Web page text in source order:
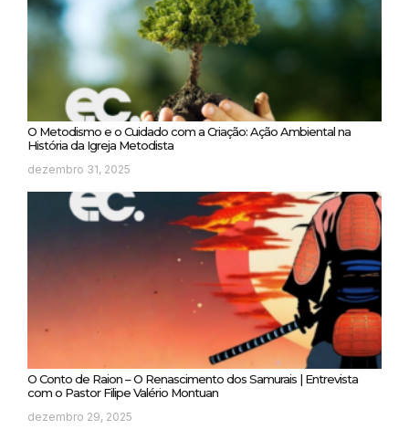
O Metodismo e o Cuidado com a Criação: Ação Ambiental na
História da Igreja Metodista
dezembro 31, 2025
O Conto de Raion – O Renascimento dos Samurais | Entrevista
com o Pastor Filipe Valério Montuan
dezembro 29, 2025